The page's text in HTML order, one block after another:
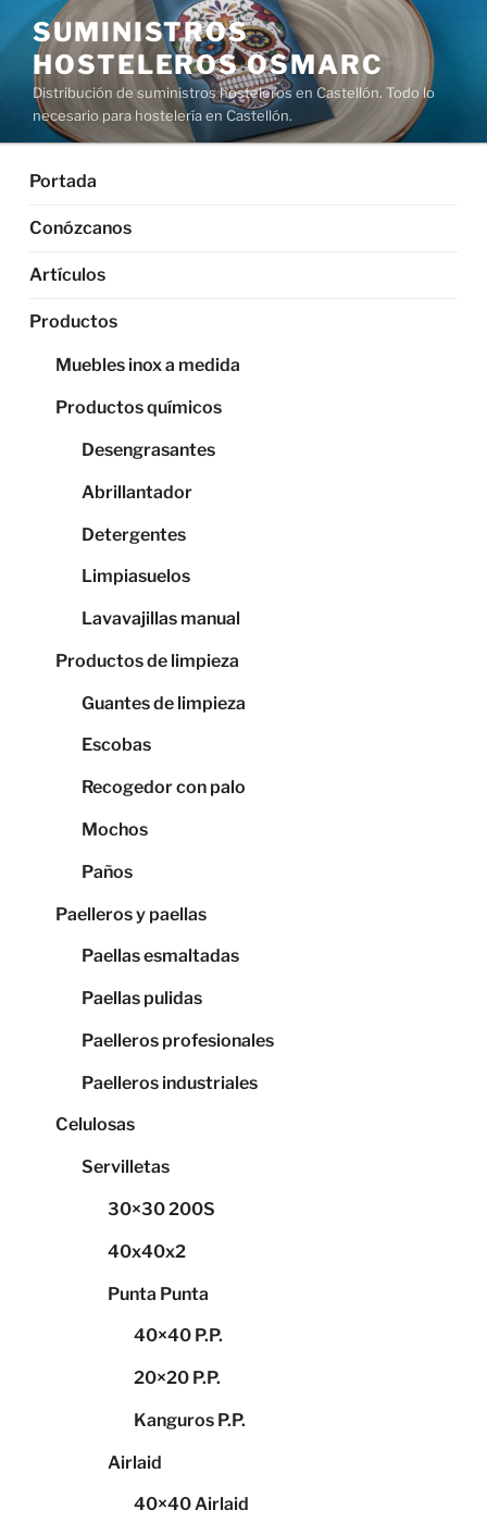
Saltar
al
contenido
SUMINISTROS
HOSTELEROS OSMARC
Distribución de suministros hosteleros en Castellón. Todo lo
necesario para hostelería en Castellón.
Portada
Conózcanos
Artículos
Productos
Muebles inox a medida
Productos químicos
Desengrasantes
Abrillantador
Detergentes
Limpiasuelos
Lavavajillas manual
Productos de limpieza
Guantes de limpieza
Escobas
Recogedor con palo
Mochos
Paños
Paelleros y paellas
Paellas esmaltadas
Paellas pulidas
Paelleros profesionales
Paelleros industriales
Celulosas
Servilletas
30×30 200S
40x40x2
Punta Punta
40×40 P.P.
20×20 P.P.
Kanguros P.P.
Airlaid
40×40 Airlaid